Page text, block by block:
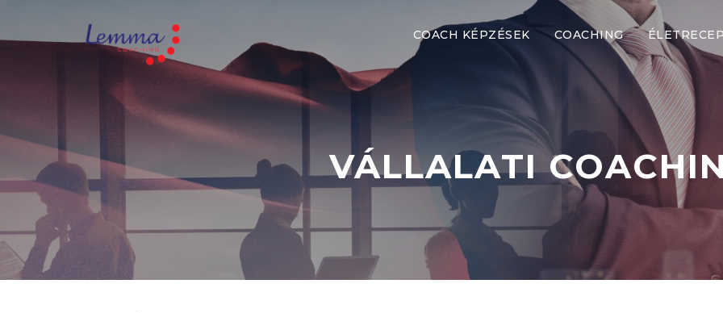
COACH KÉPZÉSEK COACHING
VÁLLALATI